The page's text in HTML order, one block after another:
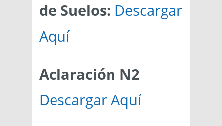
de Suelos: Descargar
Aquí
Aclaración N2
Descargar Aquí